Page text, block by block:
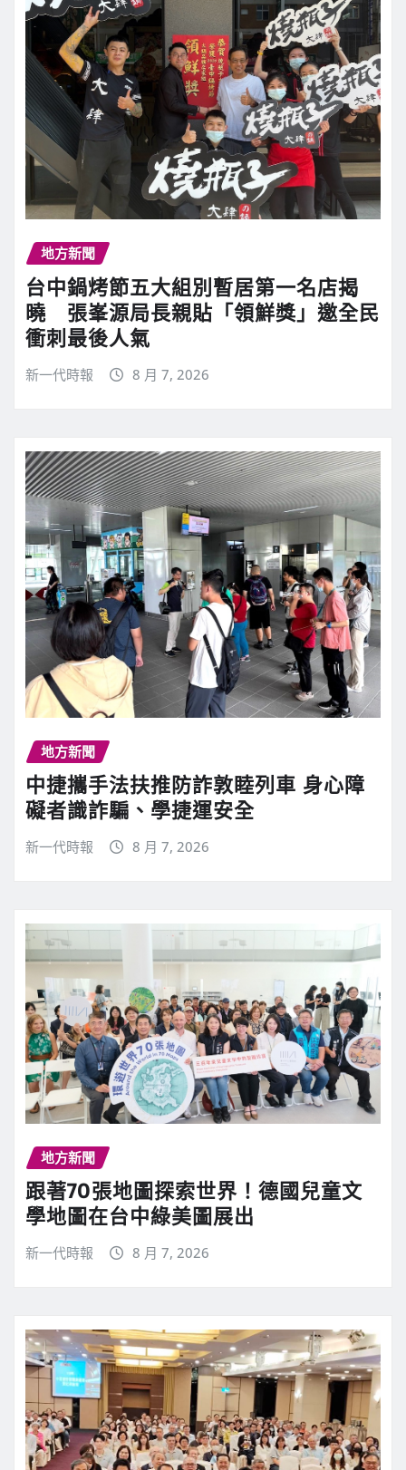
地方新聞
台中鍋烤節五大組別暫居第一名店揭
曉 張峯源局長親貼「領鮮獎」邀全民
衝刺最後人氣
新一代時報 8 月 7, 2026
地方新聞
中捷攜手法扶推防詐敦睦列車 身心障
礙者識詐騙、學捷運安全
新一代時報 8 月 7, 2026
地方新聞
跟著70張地圖探索世界！德國兒童文
學地圖在台中綠美圖展出
新一代時報 8 月 7, 2026